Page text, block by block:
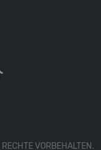
VORBEHALTEN.